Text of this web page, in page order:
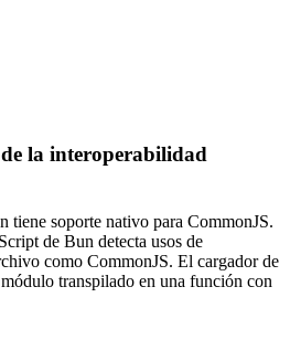
la interoperabilidad
tiene soporte nativo para CommonJS.
de Bun detecta usos de
como CommonJS. El cargador de
transpilado en una función con